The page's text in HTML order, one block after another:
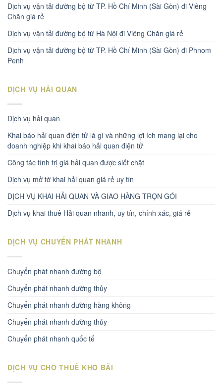
Dịch vụ vận tải đường bộ từ TP. Hồ Chí Minh (Sài Gòn) đi Viêng
Chăn giá rẻ
Dịch vụ vận tải đường bộ từ Hà Nội đi Viêng Chăn giá rẻ
Dịch vụ vận tải đường bộ từ TP. Hồ Chí Minh (Sài Gòn) đi Phnom
Penh
DỊCH VỤ HẢI QUAN
Dịch vụ hải quan
Khai báo hải quan điện tử là gì và những lợi ích mang lại cho
doanh nghiệp khi khai báo hải quan điện tử
Công tác tính trị giá hải quan được siết chặt
Dịch vụ mở tờ khai hải quan giá rẻ uy tín
DỊCH VỤ KHAI HẢI QUAN VÀ GIAO HÀNG TRỌN GÓI
Dịch vụ khai thuê Hải quan nhanh, uy tín, chính xác, giá rẻ
DỊCH VỤ CHUYỂN PHÁT NHANH
Chuyển phát nhanh đường bộ
Chuyển phát nhanh dường thủy
Chuyển phát nhanh đường hàng không
Chuyển phát nhanh đường thủy
Chuyển phát nhanh quốc tế
DỊCH VỤ CHO THUÊ KHO BÃI